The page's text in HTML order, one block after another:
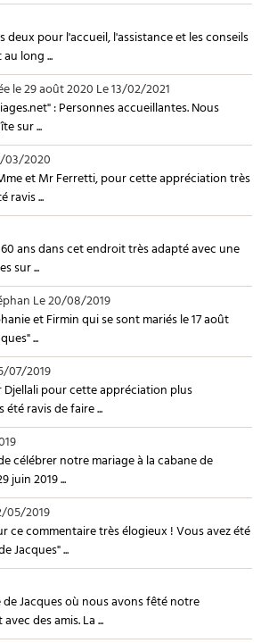
deux pour l'accueil, l'assistance et les conseils
long ...
le 29 août 2020Le 13/02/2021
: Personnes accueillantes. Nous
sur ...
03/2020
et Mr Ferretti, pour cette appréciation très
ravis ...
ans dans cet endroit très adapté avec une
sur ...
Le 20/08/2019
et Firmin qui se sont mariés le 17 août
...
07/2019
pour cette appréciation plus
ravis de faire ...
célébrer notre mariage à la cabane de
juin 2019 ...
05/2019
ce commentaire très élogieux ! Vous avez été
Jacques" ...
Jacques où nous avons fêté notre
des amis. La ...